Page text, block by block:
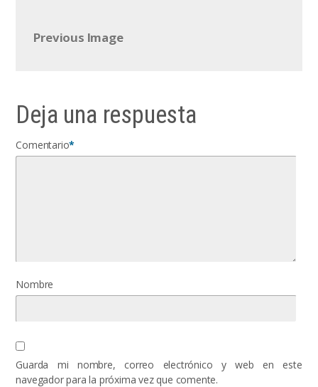
Previous Image
Deja una respuesta
Comentario*
Nombre
Guarda mi nombre, correo electrónico y web en este
navegador para la próxima vez que comente.